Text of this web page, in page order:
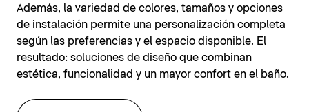
Además, la variedad de colores, tamaños y opciones
de instalación permite una personalización completa
según las preferencias y el espacio disponible. El
resultado: soluciones de diseño que combinan
estética, funcionalidad y un mayor confort en el baño.